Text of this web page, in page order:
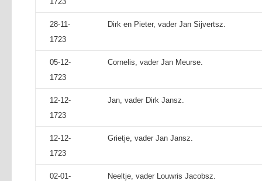
28-11-
1723
Dirk en Pieter, vader Jan Sijvertsz.
05-12-
1723
Cornelis, vader Jan Meurse.
12-12-
1723
Jan, vader Dirk Jansz.
12-12-
1723
Grietje, vader Jan Jansz.
02-01-
Neeltje, vader Louwris Jacobsz.